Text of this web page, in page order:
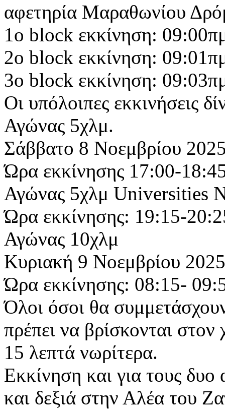
αφετηρία Μαραθωνίου
1ο block εκκίνηση:
2ο block εκκίνηση:
3ο block εκκίνηση:
Oι υπόλοιπες εκκινήσεις
Αγώνας 5χλμ.
Σάββατο 8 Νοεμβρίου
Ώρα εκκίνησης 17:00-
Αγώνας 5χλμ Universities
Ώρα εκκίνησης: 19:15-
Αγώνας 10χλμ
Κυριακή 9 Νοεμβρίου
Ώρα εκκίνησης: 08:15-
Όλοι όσοι θα
πρέπει να βρίσκονται
15 λεπτά νωρίτερα.
Εκκίνηση και για τους
και δεξιά στην Αλέα του